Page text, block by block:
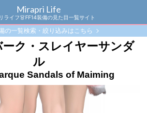
Mirapri Life
ライフ👗FF14装備の見た目一覧サイト
の一覧検索・絞り込みはこちら
ク・スレイヤーサンダ
ル
Sandals of Maiming